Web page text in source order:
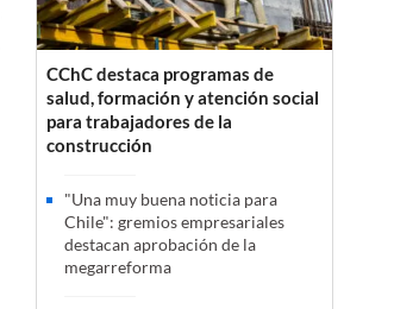
CChC destaca programas de
salud, formación y atención social
para trabajadores de la
construcción
"Una muy buena noticia para
Chile": gremios empresariales
destacan aprobación de la
megarreforma